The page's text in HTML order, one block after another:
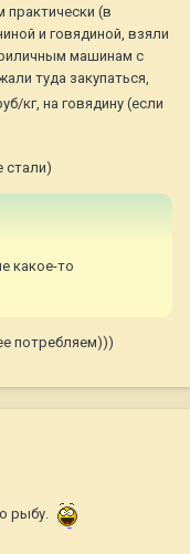
(в
и говядиной, взяли
машинам с
туда закупаться,
кг, на говядину (если
стали)
какое-то
потребляем)))
рыбу.